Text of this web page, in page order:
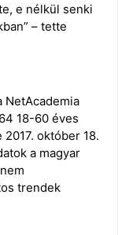
e nélkül senki
– tette
NetAcademia
18-60 éves
október 18.
a magyar
trendek